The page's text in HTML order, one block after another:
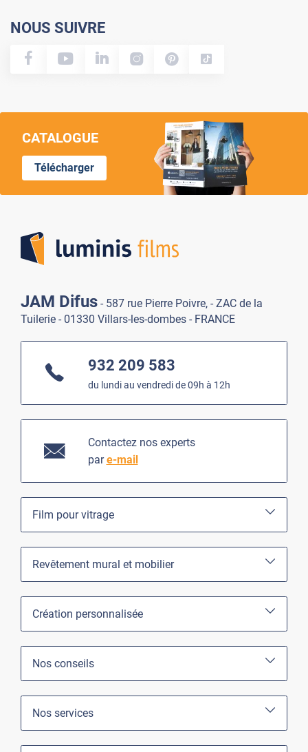
NOUS SUIVRE
CATALOGUE
Télécharger
JAM Difus - 587 rue Pierre Poivre, - ZAC de la
Tuilerie - 01330 Villars-les-dombes - FRANCE
932 209 583
du lundi au vendredi de 09h à 12h
Contactez nos experts
pare-mail
Film pour vitrage
Revêtement mural et mobilier
Création personnalisée
Nos conseils
Nos services